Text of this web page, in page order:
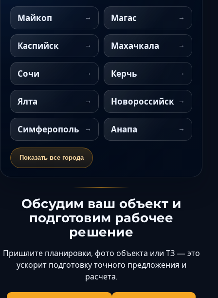
Майкоп Магас
Каспийск Махачкала
Сочи Керчь
Ялта Новороссийск
Симферополь Анапа
Показать все города
Обсудим ваш объект и
подготовим рабочее
решение
Пришлите планировки, фото объекта или ТЗ — это
ускорит подготовку точного предложения и
расчета.